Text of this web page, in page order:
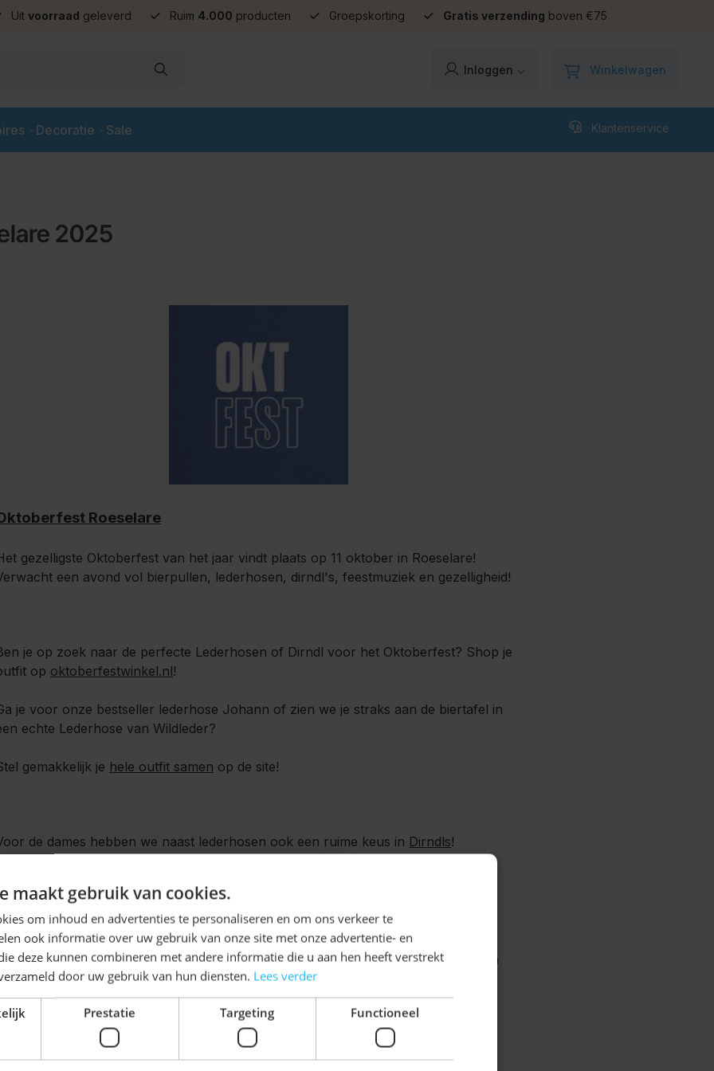
Uit voorraad geleverd Ruim 4.000 producten Groepskorting Gratis verzending boven €75
Inloggen Winkelwagen
Decoratie Sale Klantenservice
2025
Roeselare
gezelligste Oktoberfest van het jaar vindt plaats op 11 oktober in Roeselare!
een avond vol bierpullen, lederhosen, dirndl's, feestmuziek en gezelligheid!
je op zoek naar de perfecte Lederhosen of Dirndl voor het Oktoberfest? Shop je
op oktoberfestwinkel.nl!
je voor onze bestseller lederhose Johann of zien we je straks aan de biertafel in
echte Lederhose van Wildleder?
gemakkelijk je hele outfit samen op de site!
de dames hebben we naast lederhosen ook een ruime keus in Dirndls!
codeoktoberfestroeselarebij het afrekenen en krijg
22:00 besteld is dezelfde dag nog verzonden! Dus vandaag bestellen, Morgen
Viel Spaß!
maakt gebruik van cookies.
om inhoud en advertenties te personaliseren en om ons verkeer te
ook informatie over uw gebruik van onze site met onze advertentie- en
deze kunnen combineren met andere informatie die u aan hen heeft verstrekt
door uw gebruik van hun diensten. Lees verder
Prestatie Targeting Functioneel
Ontvang5%
KORTING!
Schrijf je nu in voor de nieuwsbrief en ontvang toegang
tot exclusieve kortingen!
Voor- en achternaam